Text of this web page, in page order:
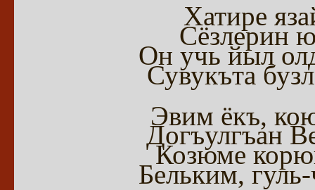
Хатире
Сёзлерин
Он учь йыл
Сувукъта
Эвим ёкъ,
Догъулгъан
Козюме
Бельким, гуль-